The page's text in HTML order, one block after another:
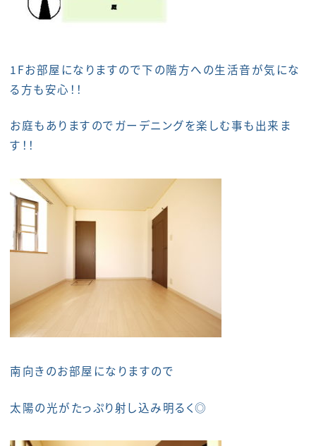
1Fお部屋になりますので下の階方への生活音が気にな
る方も安心！！
お庭もありますのでガーデニングを楽しむ事も出来ま
す！！
南向きのお部屋になりますので
太陽の光がたっぷり射し込み明るく◎